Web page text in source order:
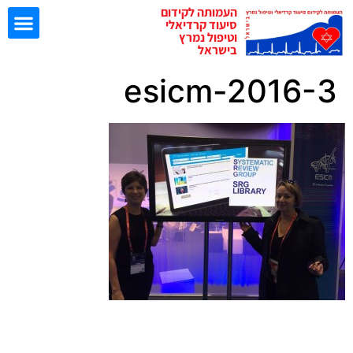
העמותה לקידום
סיעוד קרדיאלי
וטיפול נמרץ
בישראל
esicm-2016-3